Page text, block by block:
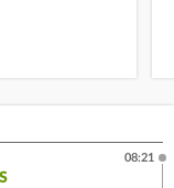
08:21